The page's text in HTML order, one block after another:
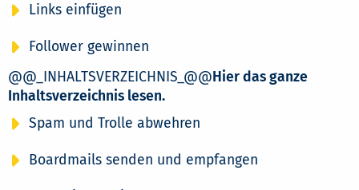
Links einfügen
Follower gewinnen
@@_INHALTSVERZEICHNIS_@@Hier das ganze
Inhaltsverzeichnis lesen.
Spam und Trolle abwehren
Boardmails senden und empfangen